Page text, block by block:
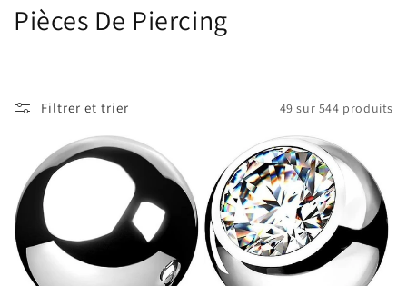
C
c
t
i
Pièces De Piercing
Filtrer et trier 49 sur 544 produits